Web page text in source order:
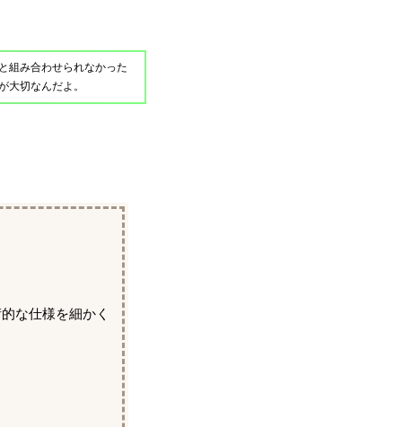
組み合わせられなかった
切なんだよ。
な仕様を細かく